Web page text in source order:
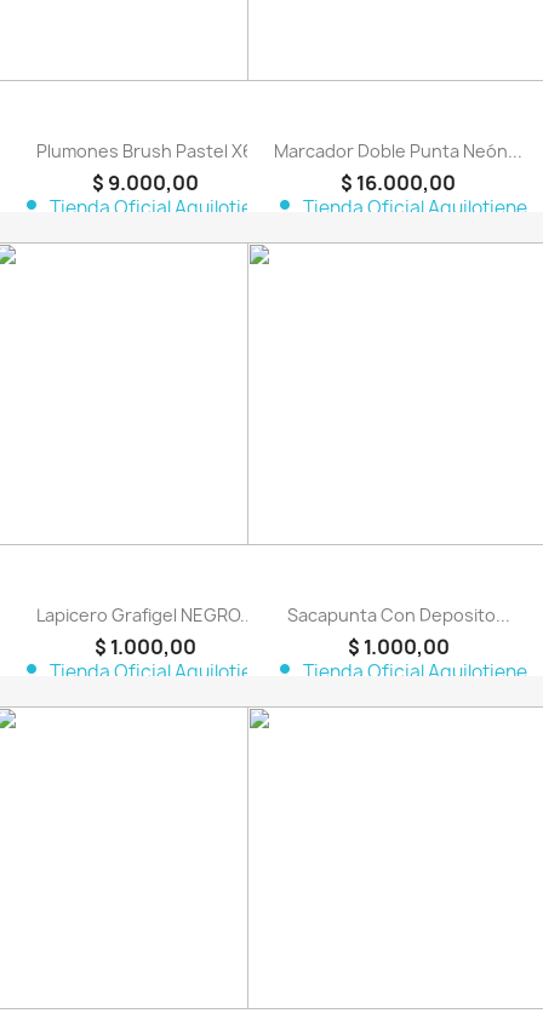
Plumones Brush Pastel X6
$ 9.000,00
person Tienda Oficial Aquilotiene
Marcador Doble Punta Neón...
$ 16.000,00
person Tienda Oficial Aquilotiene
Lapicero Grafigel NEGRO...
$ 1.000,00
person Tienda Oficial Aquilotiene
Sacapunta Con Deposito...
$ 1.000,00
person Tienda Oficial Aquilotiene